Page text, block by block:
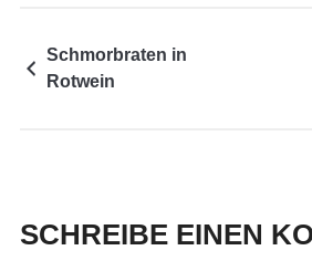
Schmorbraten in
Rotwein
SCHREIBE EINEN